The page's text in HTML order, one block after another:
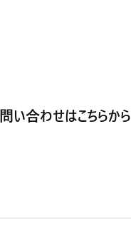
い合わせはこちらから